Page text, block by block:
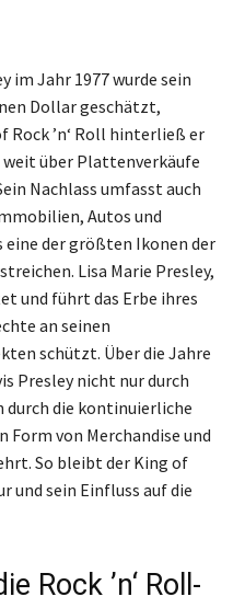
im Jahr 1977 wurde sein
Dollar geschätzt,
’n‘ Roll hinterließ er
weit über Plattenverkäufe
Nachlass umfasst auch
Autos und
eine der größten Ikonen der
Lisa Marie Presley,
und führt das Erbe ihres
an seinen
schützt. Über die Jahre
Presley nicht nur durch
durch die kontinuierliche
Form von Merchandise und
So bleibt der King of
und sein Einfluss auf die
Rock ’n‘ Roll-